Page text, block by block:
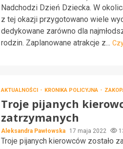
Nadchodzi Dzień Dziecka. W
z tej okazji przygotowano wiele
dedykowane zarówno dla
rodzin. Zaplanowane atrakcje z...
AKTUALNOŚCI KRONIKA POLICYJNA
Troje pijanych
zatrzymanych
Aleksandra Pawłowska 17 maja 2022
Troje pijanych kierowców zostało